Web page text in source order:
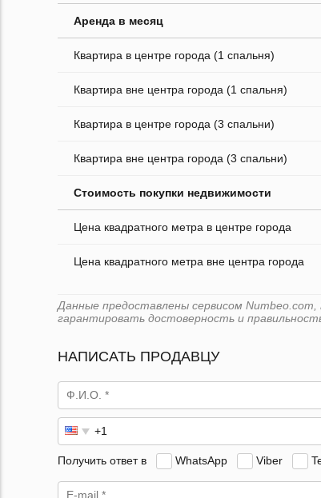
Аренда в месяц
Квартира в центре города (1 спальня)
Квартира вне центра города (1 спальня)
Квартира в центре города (3 спальни)
Квартира вне центра города (3 спальни)
Стоимость покупки недвижимости
Цена квадратного метра в центре города
Цена квадратного метра вне центра города
Данные предоставлены сервисом
гарантировать достоверность и
НАПИСАТЬ ПРОДАВЦУ
Получить ответ в WhatsApp Viber